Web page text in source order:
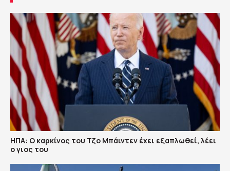
ΗΠΑ: Ο καρκίνος του Τζο Μπάιντεν έχει εξαπλωθεί, λέει
ο γιος του